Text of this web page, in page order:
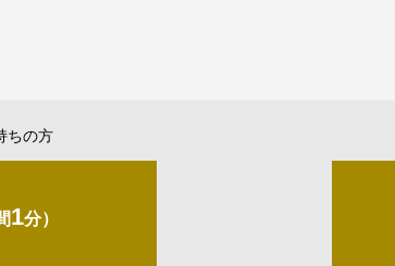
ちの方
1分）